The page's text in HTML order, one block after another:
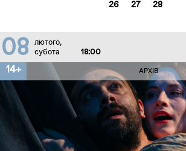
26 27 28
08
лютого,
субота
18:00
14+ АРХІВ